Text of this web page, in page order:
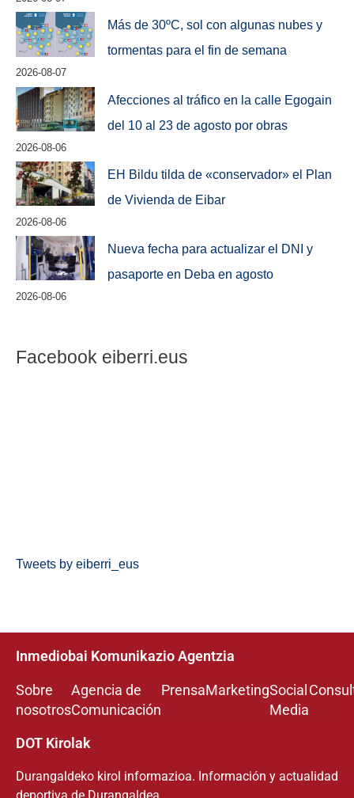
Más de 30ºC, sol con algunas nubes y
tormentas para el fin de semana
2026-08-07
Afecciones al tráfico en la calle Egogain
del 10 al 23 de agosto por obras
2026-08-06
EH Bildu tilda de «conservador» el Plan
de Vivienda de Eibar
2026-08-06
Nueva fecha para actualizar el DNI y
pasaporte en Deba en agosto
2026-08-06
Facebook eiberri.eus
Tweets by eiberri_eus
Inmediobai Komunikazio Agentzia
Sobre
nosotros
Agencia de
Comunicación
PrensaMarketingSocial
Media
DOT Kirolak
Durangaldeko kirol informazioa. Información y actualidad